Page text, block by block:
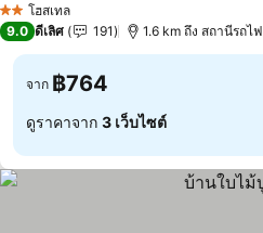
2 ดาวโฮสเทล
9.0 ดีเลิศ 191 1.6 km ถึง สถานีรถไฟ
จาก ฿764
ดูราคาจาก 3 เว็บไซต์